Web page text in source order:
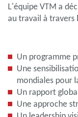
L'équipe VTM a
au travail à travers
Un programme
Une
mondiales pour
Un rapport
Une approche